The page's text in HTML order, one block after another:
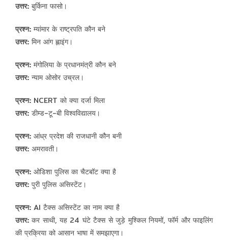
उत्तर:बुर्किना फासो।
प्रश्न:म्यांमार के राष्ट्रपति कौन बने
उत्तर:मिन आंग ह्लाइंग।
प्रश्न:मंगोलिया के प्रधानमंत्री कौन बने
उत्तर:न्याम ओसोर उच्रल।
प्रश्न:NCERT को क्या दर्जा मिला
उत्तर:डीम्ड-टू-बी विश्वविद्यालय।
प्रश्न:आंध्र प्रदेश की राजधानी कौन बनी
उत्तर:अमरावती।
प्रश्न:ओडिशा पुलिस का चैटबॉट क्या है
उत्तर:पुरी पुलिस असिस्टेंट।
प्रश्न:AI टैक्स असिस्टेंट का नाम क्या है
उत्तर:कर साथी, यह 24 घंटे टैक्स से जुड़े मुश्किल नियमों, फॉर्म और फाइलिंग
की प्रक्रिया को आसान भाषा में समझाएगा।